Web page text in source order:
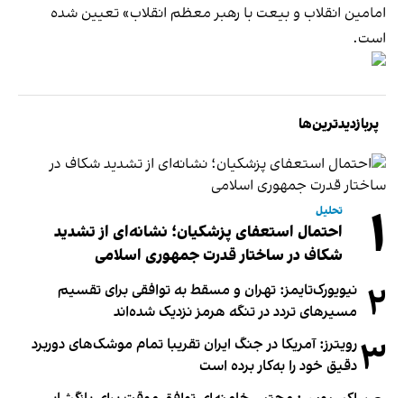
امامین انقلاب و بیعت با رهبر معظم انقلاب» تعیین شده
است.
پربازدیدترین‌ها
۱ تحلیل
احتمال استعفای پزشکیان؛ نشانه‌ای از تشدید
شکاف در ساختار قدرت جمهوری اسلامی
۲ نیویورک‌تایمز: تهران و مسقط به توافقی برای تقسیم
مسیرهای تردد در تنگه هرمز نزدیک شده‌اند
۳رویترز: آمریکا در جنگ ایران تقریبا تمام موشک‌های دوربرد
دقیق خود را به‌کار برده است